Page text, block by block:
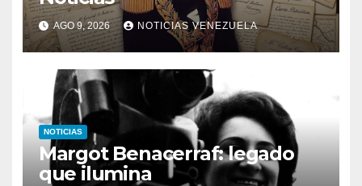
AGO 9, 2026 NOTICIAS VENEZUELA
NOTICIAS
Margot Benacerraf: legado
que ilumina